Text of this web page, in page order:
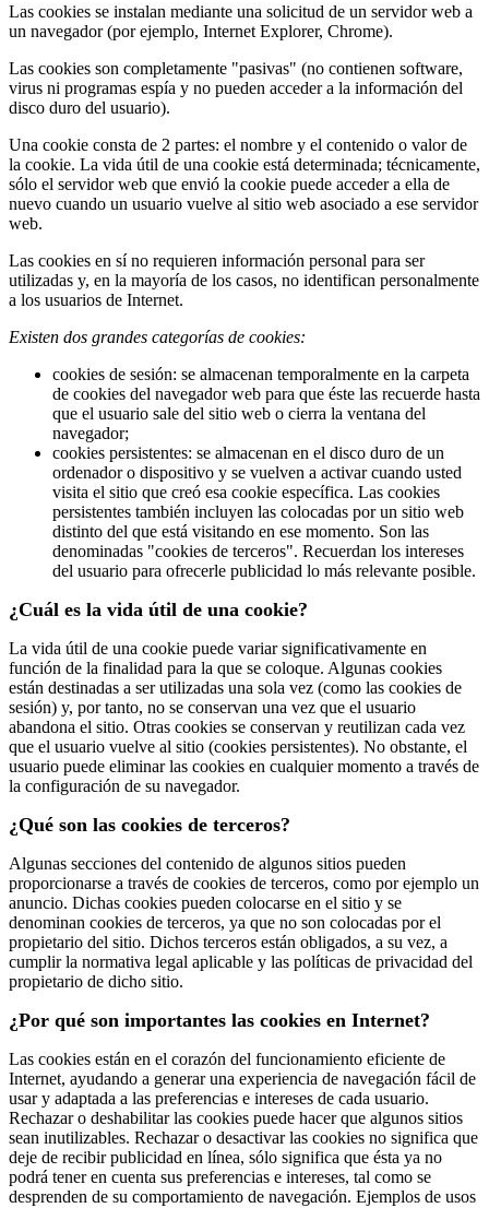
Las cookies se instalan mediante una solicitud de un servidor web a
un navegador (por ejemplo, Internet Explorer, Chrome).
Las cookies son completamente "pasivas" (no contienen software,
virus ni programas espía y no pueden acceder a la información del
disco duro del usuario).
Una cookie consta de 2 partes: el nombre y el contenido o valor de
la cookie. La vida útil de una cookie está determinada; técnicamente,
sólo el servidor web que envió la cookie puede acceder a ella de
nuevo cuando un usuario vuelve al sitio web asociado a ese servidor
web.
Las cookies en sí no requieren información personal para ser
utilizadas y, en la mayoría de los casos, no identifican personalmente
a los usuarios de Internet.
Existen dos grandes categorías de cookies:
cookies de sesión: se almacenan temporalmente en la carpeta
de cookies del navegador web para que éste las recuerde hasta
que el usuario sale del sitio web o cierra la ventana del
navegador;
cookies persistentes: se almacenan en el disco duro de un
ordenador o dispositivo y se vuelven a activar cuando usted
visita el sitio que creó esa cookie específica. Las cookies
persistentes también incluyen las colocadas por un sitio web
distinto del que está visitando en ese momento. Son las
denominadas "cookies de terceros". Recuerdan los intereses
del usuario para ofrecerle publicidad lo más relevante posible.
¿Cuál es la vida útil de una cookie?
La vida útil de una cookie puede variar significativamente en
función de la finalidad para la que se coloque. Algunas cookies
están destinadas a ser utilizadas una sola vez (como las cookies de
sesión) y, por tanto, no se conservan una vez que el usuario
abandona el sitio. Otras cookies se conservan y reutilizan cada vez
que el usuario vuelve al sitio (cookies persistentes). No obstante, el
usuario puede eliminar las cookies en cualquier momento a través de
la configuración de su navegador.
¿Qué son las cookies de terceros?
Algunas secciones del contenido de algunos sitios pueden
proporcionarse a través de cookies de terceros, como por ejemplo un
anuncio. Dichas cookies pueden colocarse en el sitio y se
denominan cookies de terceros, ya que no son colocadas por el
propietario del sitio. Dichos terceros están obligados, a su vez, a
cumplir la normativa legal aplicable y las políticas de privacidad del
propietario de dicho sitio.
¿Por qué son importantes las cookies en Internet?
Las cookies están en el corazón del funcionamiento eficiente de
Internet, ayudando a generar una experiencia de navegación fácil de
usar y adaptada a las preferencias e intereses de cada usuario.
Rechazar o deshabilitar las cookies puede hacer que algunos sitios
sean inutilizables. Rechazar o desactivar las cookies no significa que
deje de recibir publicidad en línea, sólo significa que ésta ya no
podrá tener en cuenta sus preferencias e intereses, tal como se
desprenden de su comportamiento de navegación. Ejemplos de usos